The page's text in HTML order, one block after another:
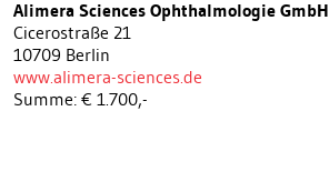
Alimera Sciences Ophthalmologie GmbH
Cicerostraße 21
10709 Berlin
www.alimera-sciences.de
Summe: € 1.700,-